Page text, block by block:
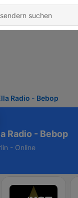
Radio - Bebop
Radio - Bebop
- Online